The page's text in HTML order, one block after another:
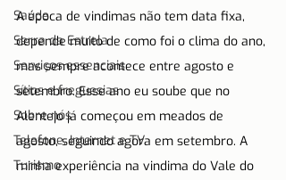
Saúde
Serra da Estrela
Serviços essenciais
Sítios e freguesias
Sobre nós
Telefone, Internet e TV
Turismo
A época de vindimas não tem data fixa,
depende muito de como foi o clima do ano,
mas sempre acontece entre agosto e
setembro. Esse ano eu soube que no
Alentejo já começou em meados de
agosto, seguindo agora em setembro. A
minha experiência na vindima do Vale do